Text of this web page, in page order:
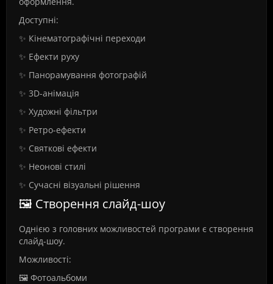
Доступні:
✨ Кінематографічні переходи
✨ Ефекти руху
✨ Панорамування фотографій
✨ 3D-анімація
✨ Художні фільтри
✨ Ретро-ефекти
✨ Святкові ефекти
✨ Неонові стилі
✨ Сучасні візуальні рішення
🖼️ Створення слайд-шоу
Однією з головних можливостей програми є створення
слайд-шоу.
Можливості:
🖼️ Фотоальбоми